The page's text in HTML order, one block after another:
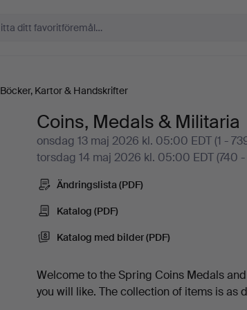
Böcker, Kartor & Handskrifter
Coins, Medals & Militaria
onsdag 13 maj 2026 kl. 05:00 EDT (1 -
torsdag 14 maj 2026 kl. 05:00 EDT (740 -
Ändringslista (PDF)
Katalog (PDF)
Katalog med bilder (PDF)
Welcome to the Spring Coins Medals
you will like. The collection of items is as